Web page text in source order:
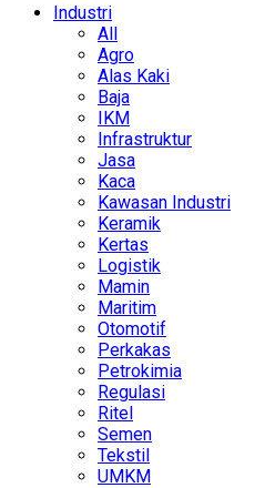
Industri
All
Agro
Alas Kaki
Baja
IKM
Infrastruktur
Jasa
Kaca
Kawasan Industri
Keramik
Kertas
Logistik
Mamin
Maritim
Otomotif
Perkakas
Petrokimia
Regulasi
Ritel
Semen
Tekstil
UMKM